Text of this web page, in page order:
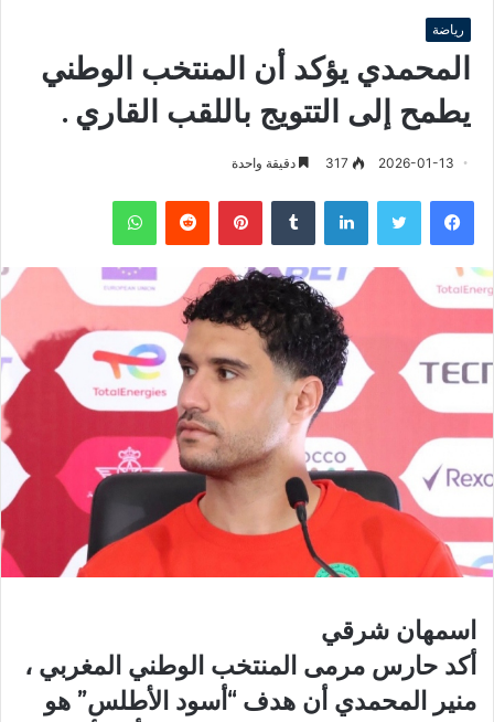
رياضة
المحمدي يؤكد أن المنتخب الوطني
يطمح إلى التتويج باللقب القاري .
2026-01-13
317 دقيقة واحدة
فيسبوك لينكدإن بينتيريست
اسمهان شرقي
أكد حارس مرمى المنتخب الوطني المغربي ،
منير المحمدي أن هدف “أسود الأطلس” هو